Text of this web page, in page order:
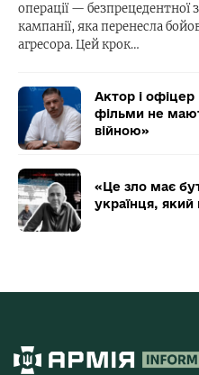
операції —
кампанії, яка перенесла
агресора. Цей крок…
Актор і
фільми не
війною»
«Це зло має
українця,